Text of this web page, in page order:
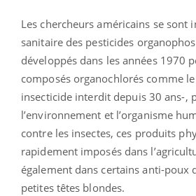
Les chercheurs américains se sont
sanitaire des pesticides
développés dans les années 1970
composés organochlorés comme
insecticide interdit depuis 30 ans-,
l’environnement et l’organisme
contre les insectes, ces produits
rapidement imposés dans
également dans certains anti-poux
petites têtes blondes.